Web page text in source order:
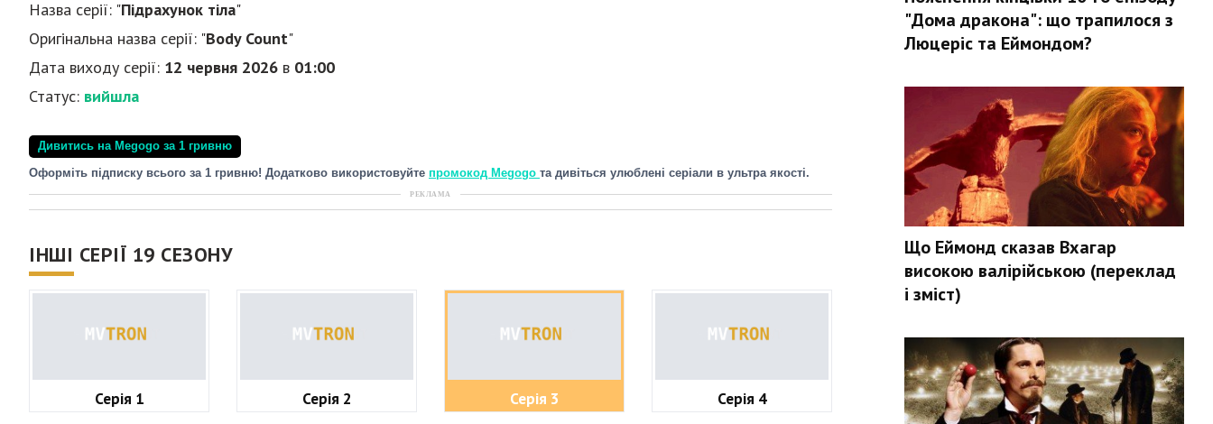
Назва серії: "Підрахунок тіла"
Оригінальна назва серії: "Body Count"
Дата виходу серії: 12 червня 2026 в 01:00
Статус: вийшла
Дивитись на Megogo за 1 гривню
Оформіть підписку всього за 1 гривню! Додатково використовуйте промокод Megogo та дивіться улюблені серіали в ультра якості.
РЕКЛАМА
ІНШІ СЕРІЇ 19 СЕЗОНУ
Серія 1 Серія 2 Серія 3 Серія 4
"Дома дракона": що трапилося з
Люцеріс та Еймондом?
Що Еймонд сказав Вхагар
високою валірійською (переклад
і зміст)